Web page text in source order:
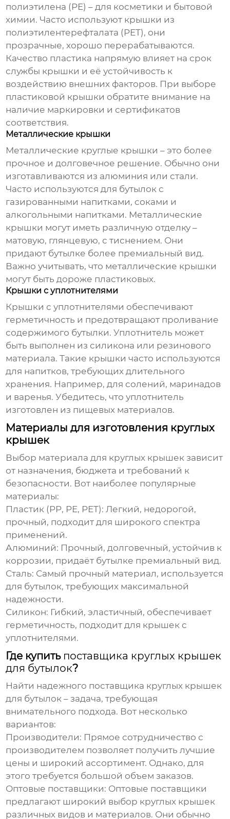
полиэтилена (PE) – для косметики и бытовой
химии. Часто используют крышки из
полиэтилентерефталата (PET), они
прозрачные, хорошо перерабатываются.
Качество пластика напрямую влияет на срок
службы крышки и её устойчивость к
воздействию внешних факторов. При выборе
пластиковой крышки обратите внимание на
наличие маркировки и сертификатов
соответствия.
Металлические крышки
Металлические круглые крышки – это более
прочное и долговечное решение. Обычно они
изготавливаются из алюминия или стали.
Часто используются для бутылок с
газированными напитками, соками и
алкогольными напитками. Металлические
крышки могут иметь различную отделку –
матовую, глянцевую, с тиснением. Они
придают бутылке более премиальный вид.
Важно учитывать, что металлические крышки
могут быть дороже пластиковых.
Крышки с уплотнителями
Крышки с уплотнителями обеспечивают
герметичность и предотвращают проливание
содержимого бутылки. Уплотнитель может
быть выполнен из силикона или резинового
материала. Такие крышки часто используются
для напитков, требующих длительного
хранения. Например, для солений, маринадов
и варенья. Убедитесь, что уплотнитель
изготовлен из пищевых материалов.
Материалы для изготовления круглых
крышек
Выбор материала для круглых крышек зависит
от назначения, бюджета и требований к
безопасности. Вот наиболее популярные
материалы:
Пластик (PP, PE, PET): Легкий, недорогой,
прочный, подходит для широкого спектра
применений.
Алюминий: Прочный, долговечный, устойчив к
коррозии, придаёт бутылке премиальный вид.
Сталь: Самый прочный материал, используется
для бутылок, требующих максимальной
надежности.
Силикон: Гибкий, эластичный, обеспечивает
герметичность, подходит для крышек с
уплотнителями.
Где купить поставщика круглых крышек
для бутылок?
Найти надежного поставщика круглых крышек
для бутылок – задача, требующая
внимательного подхода. Вот несколько
вариантов:
Производители: Прямое сотрудничество с
производителем позволяет получить лучшие
цены и широкий ассортимент. Однако, для
этого требуется большой объем заказов.
Оптовые поставщики: Оптовые поставщики
предлагают широкий выбор круглых крышек
различных видов и материалов. Они обычно